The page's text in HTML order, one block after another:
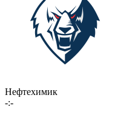
Нефтехимик
-:-